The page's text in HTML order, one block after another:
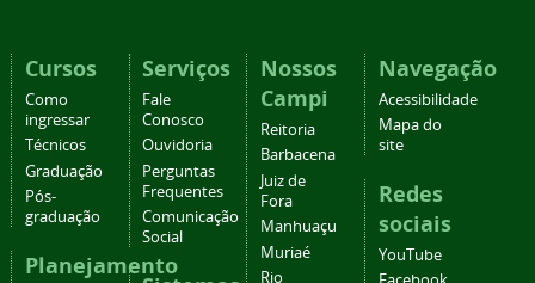
Cursos
Como
ingressar
Técnicos
Graduação
Pós-
graduação
Planejamento
Serviços
Fale
Conosco
Ouvidoria
Perguntas
Frequentes
Comunicação
Social
Nossos
Campi
Reitoria
Barbacena
Juiz de
Fora
Manhuaçu
Muriaé
Rio
Navegação
Acessibilidade
Mapa do
site
Redes
sociais
YouTube